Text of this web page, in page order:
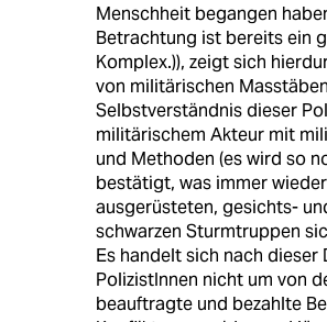
Menschheit begangen
Betrachtung ist bereits ein
Komplex.)), zeigt sich
von militärischen
Selbstverständnis dieser
militärischem Akteur mit
und Methoden (es wird so
bestätigt, was immer
ausgerüsteten, gesichts-
schwarzen Sturmtruppen
Es handelt sich nach dieser
PolizistInnen nicht um von
beauftragte und bezahlte